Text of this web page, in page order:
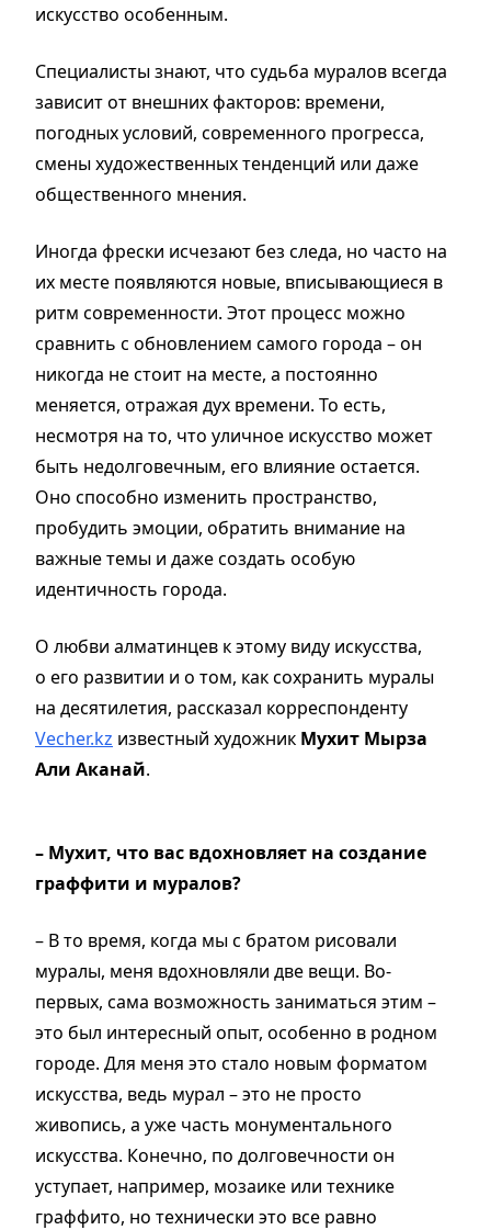
искусство особенным.
Специалисты знают, что судьба муралов всегда
зависит от внешних факторов: времени,
погодных условий, современного прогресса,
смены художественных тенденций или даже
общественного мнения.
Иногда фрески исчезают без следа, но часто на
их месте появляются новые, вписывающиеся в
ритм современности. Этот процесс можно
сравнить с обновлением самого города – он
никогда не стоит на месте, а постоянно
меняется, отражая дух времени. То есть,
несмотря на то, что уличное искусство может
быть недолговечным, его влияние остается.
Оно способно изменить пространство,
пробудить эмоции, обратить внимание на
важные темы и даже создать особую
идентичность города.
О любви алматинцев к этому виду искусства,
о его развитии и о том, как сохранить муралы
на десятилетия, рассказал корреспонденту
Vecher.kz известный художник Мухит Мырза
Али Аканай.
– Мухит, что вас вдохновляет на создание
граффити и муралов?
– В то время, когда мы с братом рисовали
муралы, меня вдохновляли две вещи. Во-
первых, сама возможность заниматься этим –
это был интересный опыт, особенно в родном
городе. Для меня это стало новым форматом
искусства, ведь мурал – это не просто
живопись, а уже часть монументального
искусства. Конечно, по долговечности он
уступает, например, мозаике или технике
граффито, но технически это все равно